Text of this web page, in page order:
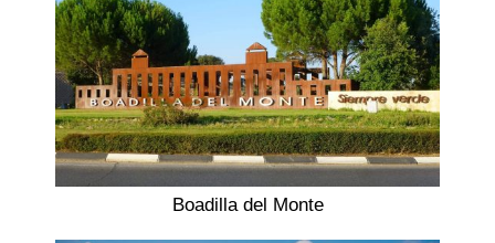
Boadilla del Monte